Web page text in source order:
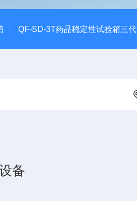
QF-SD-3T药品稳定性试验箱三代
备